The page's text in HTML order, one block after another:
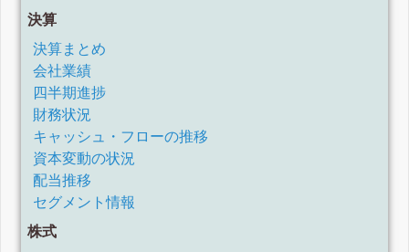
決算
決算まとめ
会社業績
四半期進捗
財務状況
キャッシュ・フローの推移
資本変動の状況
配当推移
セグメント情報
株式